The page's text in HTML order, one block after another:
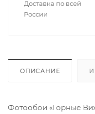
Доставка по всей
России
ОПИСАНИЕ
Фотообои «Горные